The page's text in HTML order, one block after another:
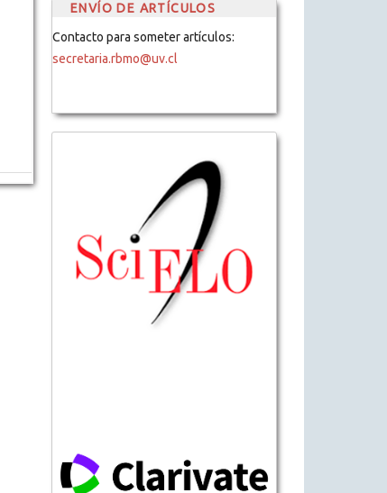
ENVÍO DE ARTÍCULOS
Contacto para someter artículos:
secretaria.rbmo@uv.cl